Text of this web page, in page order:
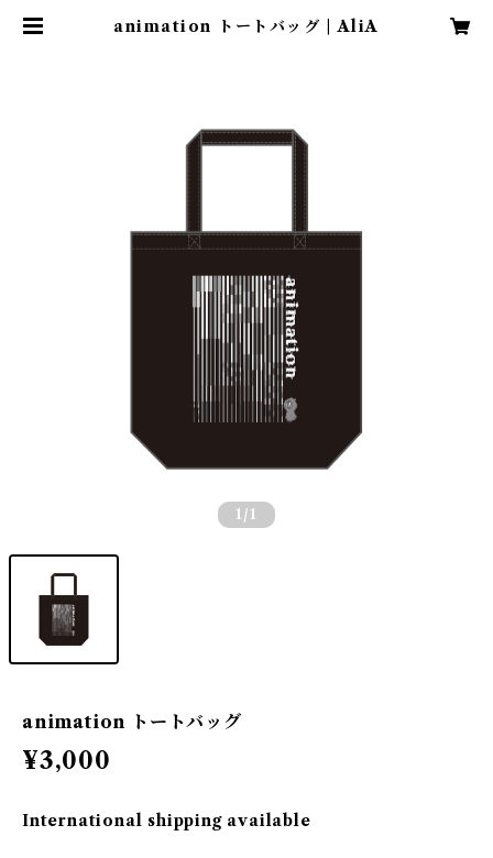
animation トートバッグ | AliA
1 /1
animation トートバッグ
¥3,000
International shipping available